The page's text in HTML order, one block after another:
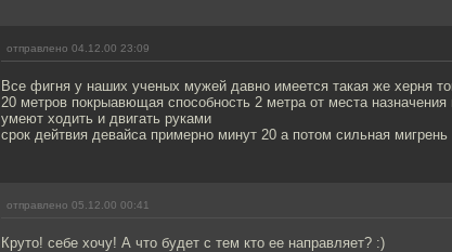
отправлено 04.12.00 23:09
Все фигня у наших ученых мужей давно имеется такая же херня
20 метров покрыавющая способность 2 метра от места
умеют ходить и двигать руками
срок дейтвия девайса примерно минут 20 а потом сильная мигрень
отправлено 05.12.00 00:41
Круто! себе хочу! А что будет с тем кто ее направляет? :)